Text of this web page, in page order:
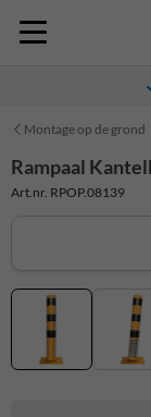
Montage op de grond
Rampaal
Art.nr. RPOP.08139